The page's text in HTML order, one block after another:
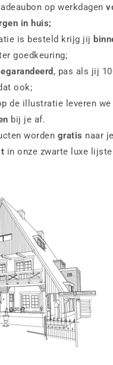
op werkdagen
in huis;
is besteld krijg jij
goedkeuring;
, pas als jij
ook;
de illustratie leveren we
bij je af.
worden gratis naar je
in onze zwarte luxe